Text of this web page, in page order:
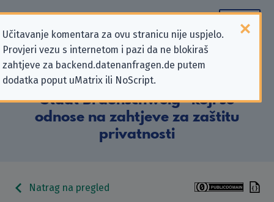
Učitavanje komentara za ovu stranicu nije uspjelo.
Provjeri vezu s internetom i pazi da ne blokiraš
zahtjeve za backend.datenanfragen.de putem
dodatka poput uMatrix ili NoScript.
Podaci kontakta „Martha-Fuchs-
Schule, Berufsbildende Schulen der
Stadt Braunschweig” koji se
odnose na zahtjeve za zaštitu
privatnosti
Natrag na pregled